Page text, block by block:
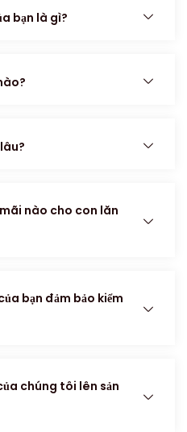
bạn là gì?
nào cho con lăn
bạn đảm bảo kiểm
chúng tôi lên sản